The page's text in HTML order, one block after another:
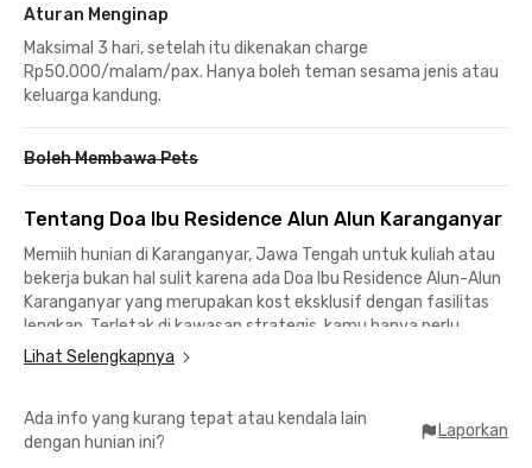
Aturan Menginap
Maksimal 3 hari, setelah itu dikenakan charge
Rp50.000/malam/pax. Hanya boleh teman sesama jenis atau
keluarga kandung.
Boleh Membawa Pets
Tentang Doa Ibu Residence Alun Alun Karanganyar
Memiih hunian di Karanganyar, Jawa Tengah untuk kuliah atau
bekerja bukan hal sulit karena ada Doa Ibu Residence Alun-Alun
Karanganyar yang merupakan kost eksklusif dengan fasilitas
lengkap. Terletak di kawasan strategis, kamu hanya perlu
menempuh kurang dari 10 menit perjalanan untuk menuju Alun-
Alun Karanganyar hingga Universitas Muhammadiyah
Sedangkan bagi kamu yang bekerja di sekitar Jalan Mayjen
Lihat Selengkapnya
Ada info yang kurang tepat atau kendala lain
dengan hunian ini?
Laporkan